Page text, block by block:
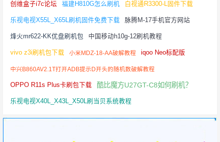
创维盒子i7c论坛 福建H810G怎么刷机 白视通R3300-L固件下载
乐视电视X55L_X65L刷机固件免费下载 脉腾M-17手机官方网站
烽火mr622-KK优盘刷机包 中国移动h10g-12刷机教程
vivo z3i刷机包下载 小米MDZ-18-AA破解教程 iqoo Neo标配版
中兴B860AV2.1T打开ADB提示D开头的随机数破解教程
OPPO R11s Plus卡刷包下载 酷比魔方U27GT-C8如何刷机？
乐视电视X40L_X43L_X50L刷当贝系统教程